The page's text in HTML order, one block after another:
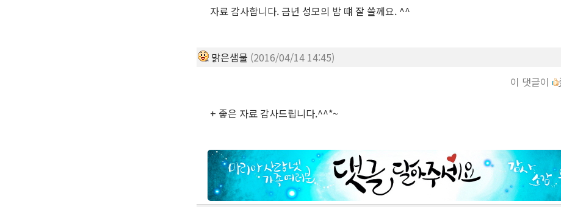
자료 감사합니다. 금년 성모의 밤 떄 잘 쓸께요. ^^
맑은샘물 (2016/04/14 14:45)
이 댓글이
+ 좋은 자료 감사드립니다.^^*~